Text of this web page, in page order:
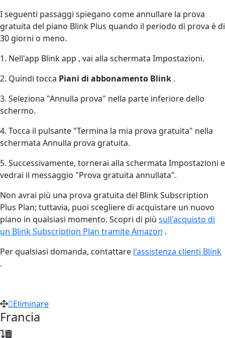
I seguenti passaggi spiegano come annullare la prova
gratuita del piano Blink Plus quando il periodo di prova è di
30 giorni o meno.
1. Nell'app Blink app , vai alla schermata Impostazioni.
2. Quindi tocca Piani di abbonamento Blink .
3. Seleziona "Annulla prova" nella parte inferiore dello
schermo.
4. Tocca il pulsante "Termina la mia prova gratuita" nella
schermata Annulla prova gratuita.
5. Successivamente, tornerai alla schermata Impostazioni e
vedrai il messaggio "Prova gratuita annullata".
Non avrai più una prova gratuita del Blink Subscription
Plus Plan; tuttavia, puoi scegliere di acquistare un nuovo
piano in qualsiasi momento. Scopri di più sull'acquisto di
un Blink Subscription Plan tramite Amazon ‍.
Per qualsiasi domanda, contattare l'assistenza clienti Blink
.
Eliminare
Francia